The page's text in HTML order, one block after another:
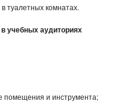
туалетных комнатах.
учебных аудиториях
помещения и инструмента;